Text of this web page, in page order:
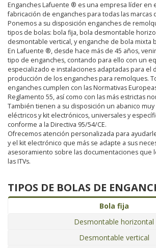
Enganches Lafuente ® es una empresa líder en
fabricación de enganches para todas las marcas
Ponemos a su disposición enganches de
tipos de bolas: bola fija, bola desmontable
desmontable vertical, y enganche de bola mixta
En Lafuente ®, desde hace más de 45 años,
tipo de enganches, contando para ello con un
especializado e instalaciones adaptadas para el
producción de los enganches para remolques.
enganches cumplen con las Normativas
Reglamento 55, así como con las más estrictas
También tienen a su disposición un abanico
eléctricos y kit electrónicos, universales y
conforme a la Directiva 95/54/CE.
Ofrecemos atención personalizada para
y el kit electrónico que más se adapte a sus
asesoramiento sobre las documentaciones que
las ITVs.
TIPOS DE BOLAS DE
Bola fija
Desmontable horizontal
Desmontable vertical